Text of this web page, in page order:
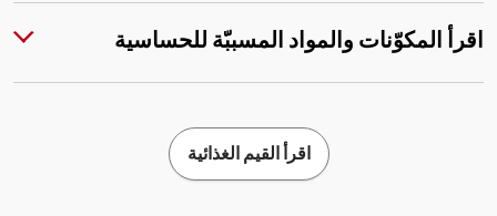
اقرأ المكوّنات والمواد المسببّة للحساسية
اقرأ القيم الغذائية